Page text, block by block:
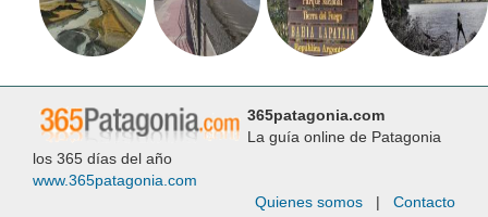
365patagonia.com
La guía online de Patagonia
los 365 días del año
www.365patagonia.com
Quienes somos | Contacto